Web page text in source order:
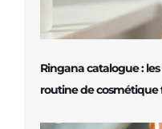
Ringana catalogue :
routine de cosmétique